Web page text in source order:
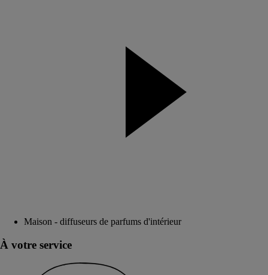
Maison - diffuseurs de parfums d'intérieur
À votre service